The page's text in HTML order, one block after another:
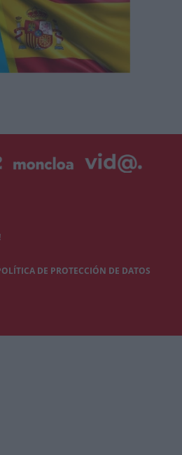
DE PROTECCIÓN DE DATOS